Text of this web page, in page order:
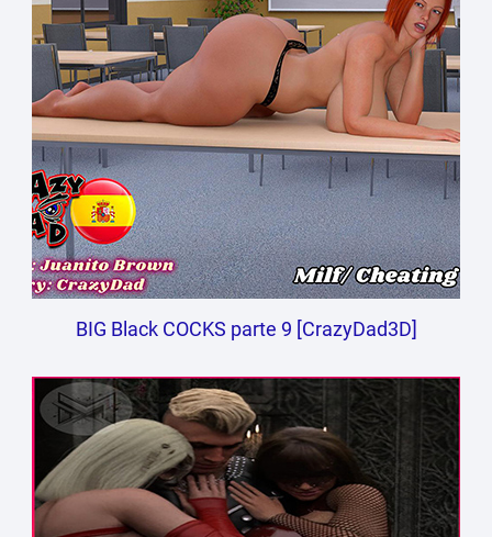
BIG Black COCKS parte 9 [CrazyDad3D]